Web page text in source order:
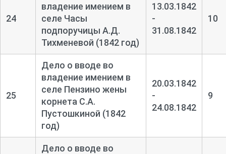
24
владение имением в
селе Часы
подпоручицы А.Д.
Тихменевой (1842 год)
13.03.1842
-
31.08.1842
10
25
Дело о вводе во
владение имением в
селе Пензино жены
корнета С.А.
Пустошкиной (1842
год)
20.03.1842
-
24.08.1842
9
Дело о вводе во